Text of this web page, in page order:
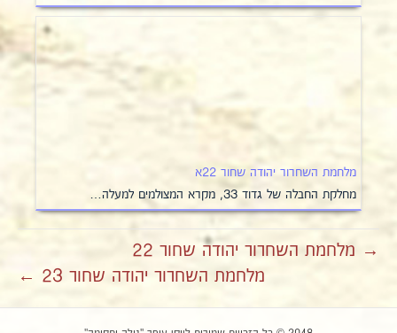
מלחמת השחרור יהודה שחור 22א
מחלקת החבלה של גדוד 33, מקרא המצולמים למעלה…
→ מלחמת השחרור יהודה שחור 22
מלחמת השחרור יהודה שחור 23 ←